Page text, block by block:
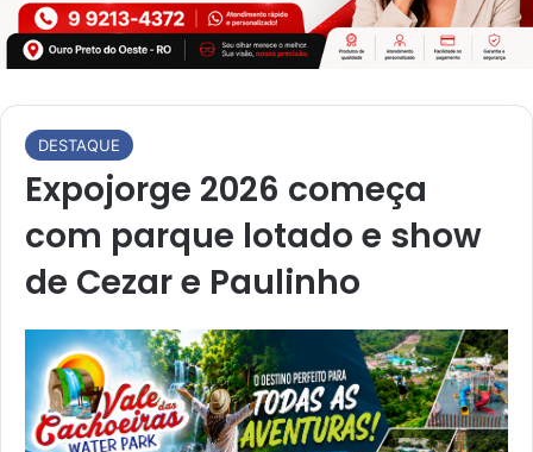
DESTAQUE
Expojorge 2026 começa
com parque lotado e show
de Cezar e Paulinho